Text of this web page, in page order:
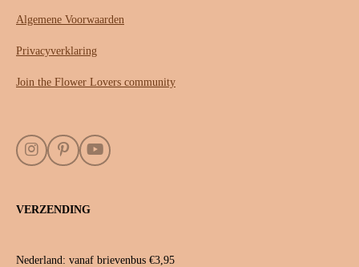
Algemene Voorwaarden
Privacyverklaring
Join the Flower Lovers community
I
a
a
P
e
s
Y
VERZENDING
Nederland: vanaf brievenbus €3,95